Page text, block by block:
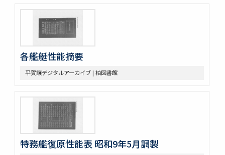
各艦艇性能摘要
平賀譲デジタルアーカイブ | 柏図書館
特務艦復原性能表 昭和9年5月調製